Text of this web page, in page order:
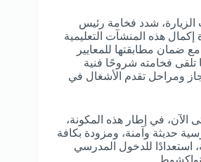
شدد فخامة رئيس
هذه المنشآت التعليمية
ضمان مطابقتها للمعايير
تلقى فخامته شروحًا فنية
ومراحل تقدم الأشغال في
الآن، في إطار هذه المكونة،
بنية مدرسية حديثة وآمنة، ومزودة بكافة
استعدادًا للدخول المدرسي